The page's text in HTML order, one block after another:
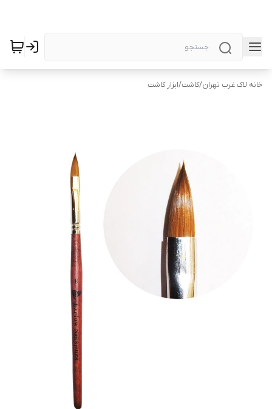
خانه لاک غرب تهران/کاشت/ابزار کاشت